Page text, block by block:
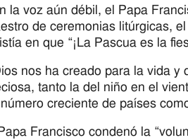
la voz aún débil, el Papa
de ceremonias litúrgicas,
en que “¡La Pascua es la
nos ha creado para la vida
tanto la del niño en el
creciente de países
Francisco condenó la